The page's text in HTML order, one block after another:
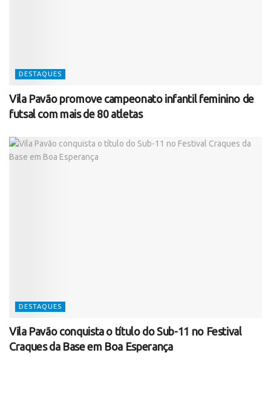
DESTAQUES
Vila Pavão promove campeonato infantil feminino de
futsal com mais de 80 atletas
DESTAQUES
Vila Pavão conquista o título do Sub-11 no Festival
Craques da Base em Boa Esperança